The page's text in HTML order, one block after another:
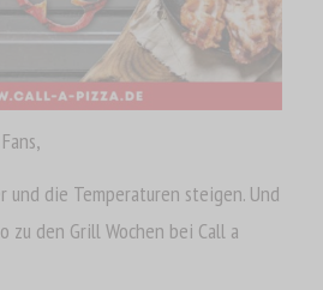
und die Temperaturen steigen. Und
zu den Grill Wochen bei Call a